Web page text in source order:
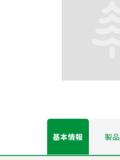
基本情報 製品